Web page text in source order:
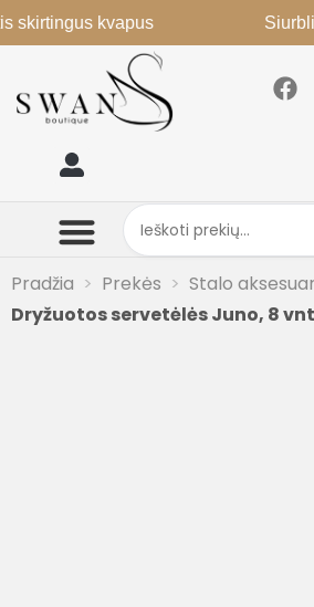
kvapus Siurblio
Pradžia Prekės
Stalo
Dryžuotos servetėlės Juno, 8